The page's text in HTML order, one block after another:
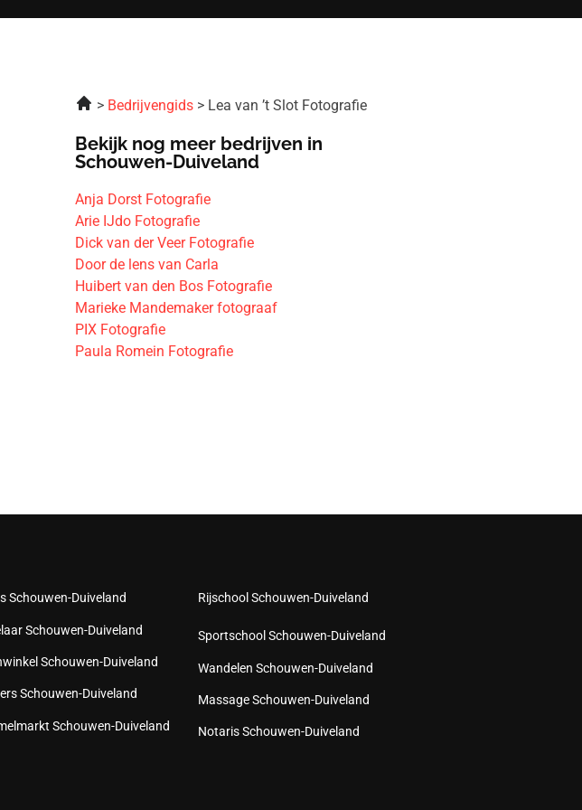
Bedrijvengids Lea van ’t Slot Fotografie
Bekijk nog meer bedrijven in
Schouwen-Duiveland
Anja Dorst Fotografie
Arie IJdo Fotografie
Dick van der Veer Fotografie
Door de lens van Carla
Huibert van den Bos Fotografie
Marieke Mandemaker fotograaf
PIX Fotografie
Paula Romein Fotografie
Schouwen-Duiveland
Schouwen-Duiveland
Schouwen-Duiveland
Schouwen-Duiveland
Schouwen-Duiveland
Rijschool Schouwen-Duiveland
Sportschool Schouwen-Duiveland
Wandelen Schouwen-Duiveland
Massage Schouwen-Duiveland
Notaris Schouwen-Duiveland